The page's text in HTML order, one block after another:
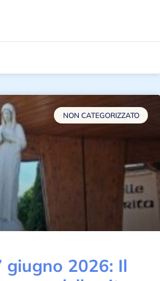
NON CATEGORIZZATO
giugno 2026: Il